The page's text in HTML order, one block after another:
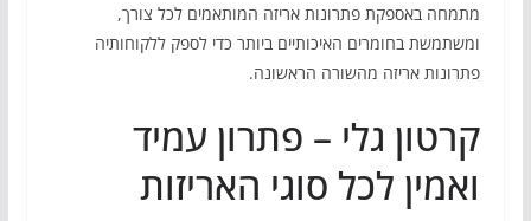
מתמחה באספקת פתרונות אריזה המותאמים לכל צורך,
ומשתמשת בחומרים האיכותיים ביותר כדי לספק ללקוחותיה
פתרונות אריזה מהשורה הראשונה.
קרטון גלי – פתרון עמיד
ואמין לכל סוגי האריזות